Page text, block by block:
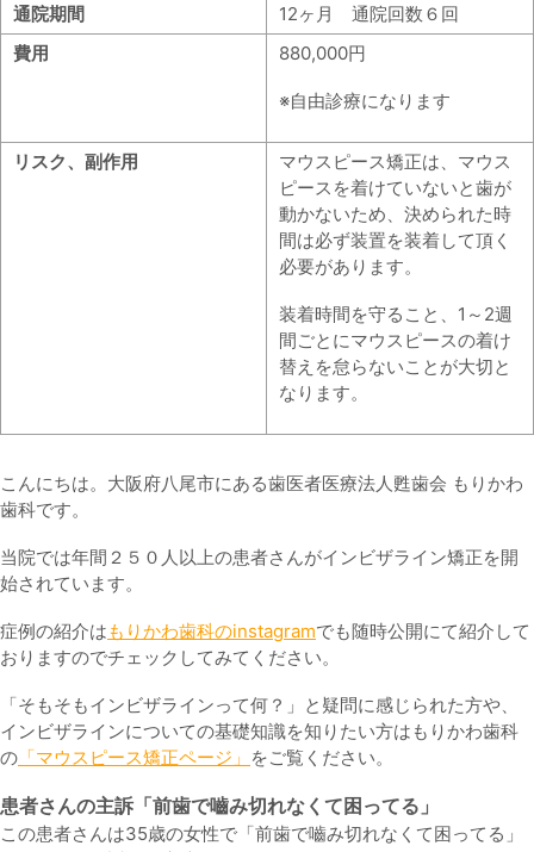
通院期間
12ヶ月 通院回数６回
費用
880,000円
※自由診療になります
リスク、副作用
マウスピース矯正は、マウス
ピースを着けていないと歯が
動かないため、決められた時
間は必ず装置を装着して頂く
必要があります。
装着時間を守ること、1～2週
間ごとにマウスピースの着け
替えを怠らないことが大切と
なります。
こんにちは。大阪府八尾市にある歯医者医療法人甦歯会 もりかわ
歯科です。
当院では年間２５０人以上の患者さんがインビザライン矯正を開
始されています。
症例の紹介はもりかわ歯科のinstagramでも随時公開にて紹介して
おりますのでチェックしてみてください。
「そもそもインビザラインって何？」と疑問に感じられた方や、
インビザラインについての基礎知識を知りたい方はもりかわ歯科
の 「マウスピース矯正ページ」 をご覧ください。
患者さんの主訴「前歯で嚙み切れなくて困ってる 」
この患者さんは35歳の女性で「前歯で嚙み切れなくて困ってる」